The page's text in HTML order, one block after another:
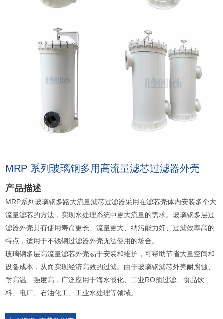
MRP 系列玻璃钢多用高流量滤芯过滤器外壳
产品描述
MRP系列玻璃钢多路大流量滤芯过滤器采用在滤芯壳体内安装多个大
流量滤芯的方法，实现水处理系统中更大流量的需求。玻璃钢多层过
滤器外壳具有使用寿命更长、流量更大、纳污能力好、过滤效率高的
特点，适用于不锈钢过滤器外壳无法使用的场合。
玻璃钢多层高流量滤芯外壳易于安装和维护，可帮助节省大量空间和
设备成本，从而实现经济高效的过滤。由于玻璃钢滤芯外壳耐腐蚀、
耐高温、强度高，广泛应用于海水淡化、工业RO预过滤、食品饮
料、电厂、石油化工、工业水处理等领域。